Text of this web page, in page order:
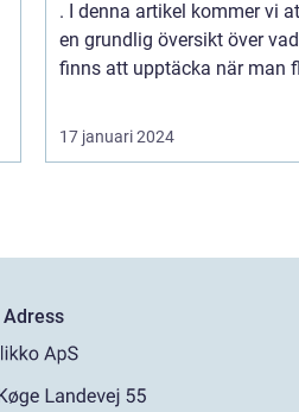
behagliga klimatet och
avslappnade
denna spanska ö
. I denna artikel kommer vi
en grundlig översikt över
finns att upptäcka när man
17 januari 2024
Adress